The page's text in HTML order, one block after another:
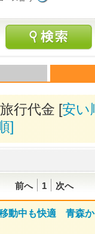
旅行代金 [安い
]
前へ 1 次へ
動中も快適 青森